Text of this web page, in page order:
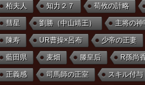
柏夫人 知力２７ 荀攸の計略
彗星 劉勝（中山靖王） 主将の
陳寿 UR曹操×呂布 少帝の正妻
藍田県 麦畑 滕皇后 R孫尚
正義感 司馬師の正室 スキル付与